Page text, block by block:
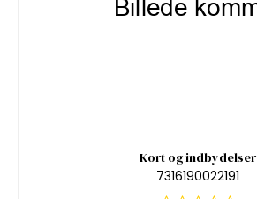
Kort og indbydelser
7316190022191